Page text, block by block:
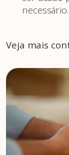
necessário.
Veja mais